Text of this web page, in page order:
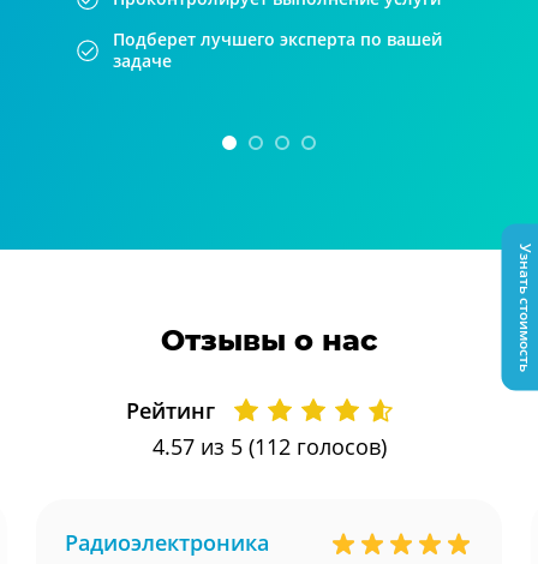
Подберет лучшего эксперта по вашей
задаче
Отзывы о нас
Рейтинг
4.57из 5 (112 голосов)
Радиоэлектроника
Узнать стоимость